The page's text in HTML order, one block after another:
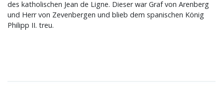
des katholischen Jean de Ligne. Dieser war Graf von Arenberg
und Herr von Zevenbergen und blieb dem spanischen König
Philipp II. treu.